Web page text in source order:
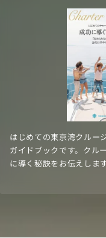
はじめての東京湾クルー
ガイドブックです。クル
に導く秘訣をお伝えします